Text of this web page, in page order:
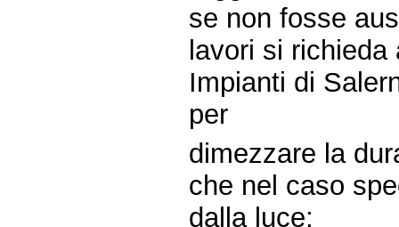
se non fosse
lavori si richieda
Impianti di
per
dimezzare la
che nel caso
dalla luce;